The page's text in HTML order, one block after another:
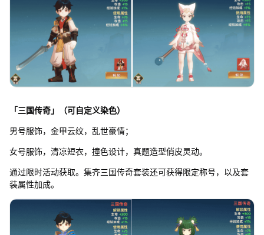
「三国传奇」（可自定义染色）
男号服饰，金甲云纹，乱世豪情；
女号服饰，清凉短衣，撞色设计，真题造型俏皮灵动。
通过限时活动获取。集齐三国传奇套装还可获得限定称号，以及套
装属性加成。